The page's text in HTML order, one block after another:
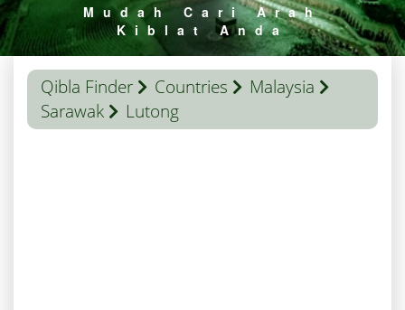
Mudah Cari Arah
Kiblat Anda
Qibla Finder Countries
Malaysia
Sarawak
Lutong